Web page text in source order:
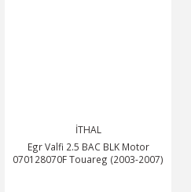
İTHAL
Egr Valfi 2.5 BAC BLK Motor
070128070F Touareg (2003-2007)